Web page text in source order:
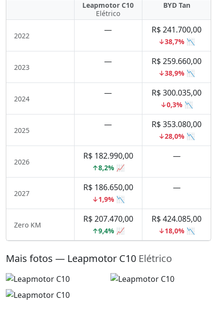
Leapmotor C10
Elétrico
BYD Tan
2022
— R$ 241.700,00
↓38,7% 📉
2023
— R$ 259.660,00
↓38,9% 📉
2024
— R$ 300.035,00
↓0,3% 📉
2025
— R$ 353.080,00
↓28,0% 📉
2026
R$ 182.990,00
↑8,2% 📈
—
2027
R$ 186.650,00
↓1,9% 📉
—
Zero KM
R$ 207.470,00
↑9,4% 📈
R$ 424.085,00
↓18,0% 📉
Mais fotos — Leapmotor C10 Elétrico